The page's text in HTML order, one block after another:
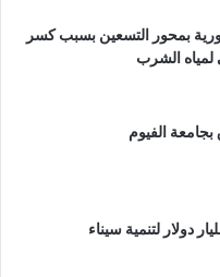
بمحور التسعين بسبب كسر
الشرب
الفيوم